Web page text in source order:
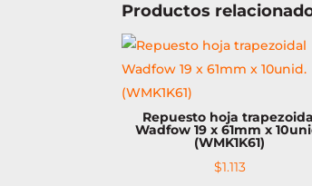
Productos
Repuesto hoja
Wadfow 19 x 61mm x
(WMK1K61)
$1.113